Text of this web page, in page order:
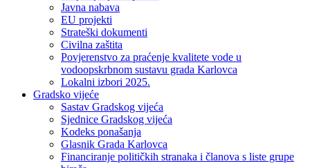
Javna nabava
EU projekti
Strateški dokumenti
Civilna zaštita
Povjerenstvo za praćenje kvalitete vode u
vodoopskrbnom sustavu grada Karlovca
Lokalni izbori 2025.
Gradsko vijeće
Sastav Gradskog vijeća
Sjednice Gradskog vijeća
Kodeks ponašanja
Glasnik Grada Karlovca
Financiranje političkih stranaka i članova s liste grupe